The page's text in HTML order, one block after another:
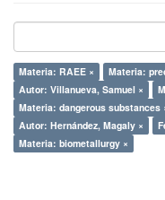
Materia: RAEE × Materia:
Autor: Villanueva, Samuel ×
Materia: dangerous substances
Autor: Hernández, Magaly ×
Materia: biometallurgy ×